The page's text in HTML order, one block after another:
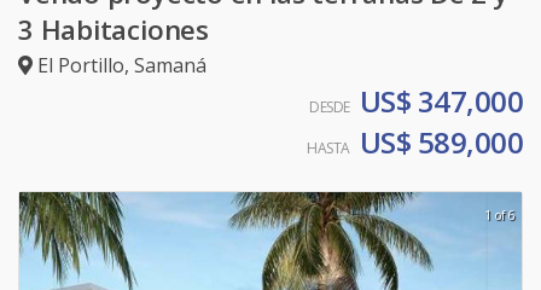
3 Habitaciones
El Portillo, Samaná
DESDE US$ 347,000
HASTA US$ 589,000
1 of 6